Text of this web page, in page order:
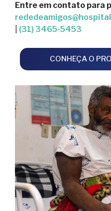
Entre em contato para
(31) 3465-5453
CONHEÇA O